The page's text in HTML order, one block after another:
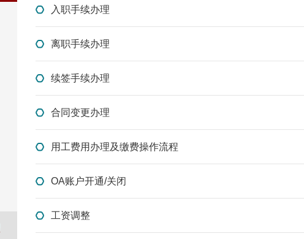
入职手续办理
离职手续办理
续签手续办理
合同变更办理
用工费用办理及缴费操作流程
OA账户开通/关闭
工资调整